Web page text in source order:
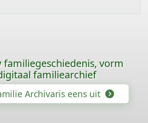
familiegeschiedenis, vorm
familiearchief
Archivaris eens uit